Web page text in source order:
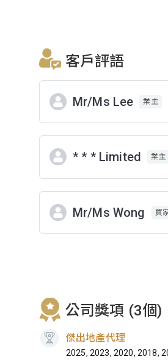
客戶評語
Mr/Ms Lee 業主
* * * Limited 業主
Mr/Ms Wong 買
公司獎項 (3個)
傑出地產代理
2025, 2023, 2020, 2018,